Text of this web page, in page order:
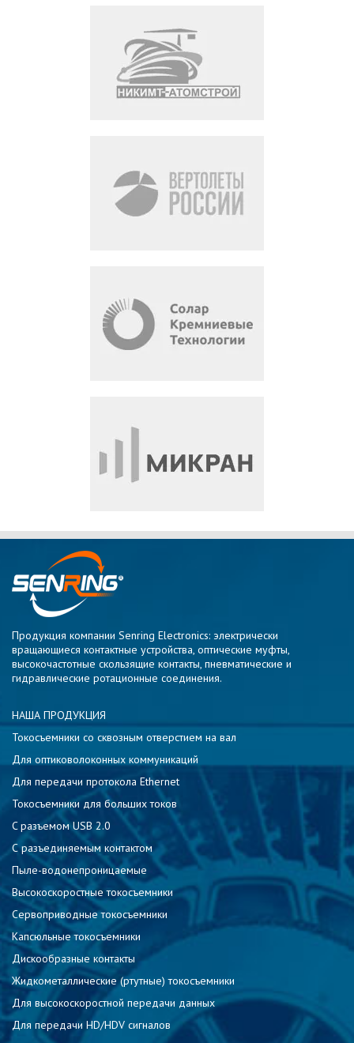
Продукция компании Senring Electronics: электрически
вращающиеся контактные устройства, оптические муфты,
высокочастотные скользящие контакты, пневматические и
гидравлические ротационные соединения.
НАША ПРОДУКЦИЯ
Токосъемники со сквозным отверстием на вал
Для оптиковолоконных коммуникаций
Для передачи протокола Ethernet
Токосъемники для больших токов
C разъемом USB 2.0
С разъединяемым контактом
Пыле-водонепроницаемые
Высокоскоростные токосъемники
Сервоприводные токосъемники
Капсюльные токосъемники
Дискообразные контакты
Жидкометаллические (ртутные) токосъемники
Для высокоскоростной передачи данных
Для передачи HD/HDV сигналов